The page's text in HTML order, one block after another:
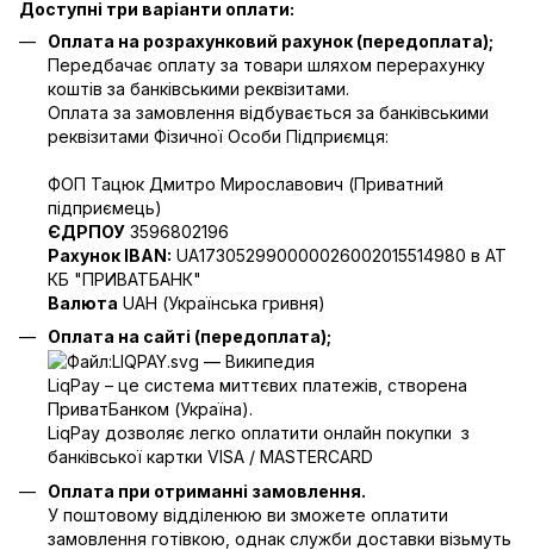
Доступні три варіанти оплати:
Оплата на розрахунковий рахунок (передоплата);
Передбачає оплату за товари шляхом перерахунку
коштів за банківськими реквізитами.
Оплата за замовлення відбувається за банківськими
реквізитами Фізичної Особи Підприємця:
ФОП Тацюк Дмитро Мирославович (Приватний
пiдприємець)
ЄДРПОУ 3596802196
Рахунок IBAN: UA173052990000026002015514980 в АТ
КБ "ПРИВАТБАНК"
Валюта UAH (Українська гривня)
Оплата на сайті (передоплата);
LiqPay – це система миттєвих платежів, створена
ПриватБанком (Україна).
LiqPay дозволяє легко оплатити онлайн покупки з
банківської картки VISA / MASTERCARD
Оплата при отриманні замовлення.
У поштовому відділенюю ви зможете оплатити
замовлення готівкою, однак служби доставки візьмуть